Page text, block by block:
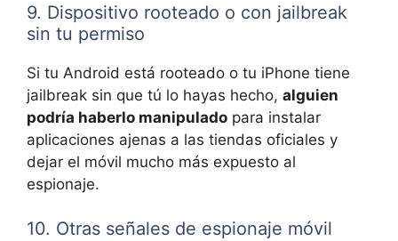
9. Dispositivo rooteado o con jailbreak
sin tu permiso
Si tu Android está rooteado o tu iPhone tiene
jailbreak sin que tú lo hayas hecho, alguien
podría haberlo manipulado para instalar
aplicaciones ajenas a las tiendas oficiales y
dejar el móvil mucho más expuesto al
espionaje.
10. Otras señales de espionaje móvil